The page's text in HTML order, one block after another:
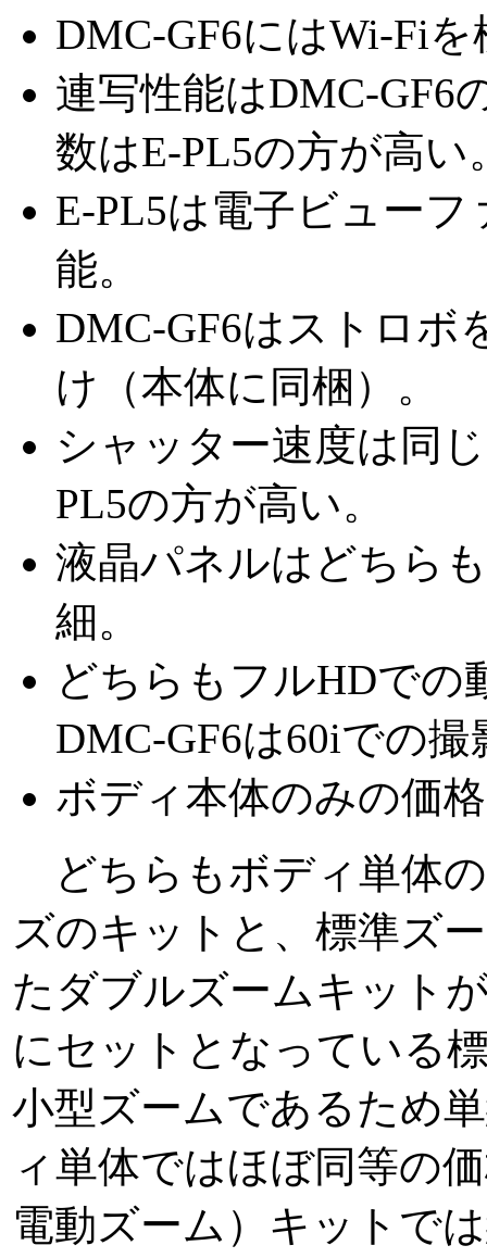
DMC-GF6にはWi-Fi
連写性能はDMC-GF6
数はE-PL5の方が高い
E-PL5は電子ビュー
能。
DMC-GF6はストロボ
け（本体に同梱）。
シャッター速度は同
PL5の方が高い。
液晶パネルはどちら
細。
どちらもフルHDでの
DMC-GF6は60iでの撮
ボディ本体のみの価
どちらもボディ単体の
ズのキットと、標準ズ
たダブルズームキット
にセットとなっている
小型ズームであるため
ィ単体ではほぼ同等の
電動ズーム）キットで